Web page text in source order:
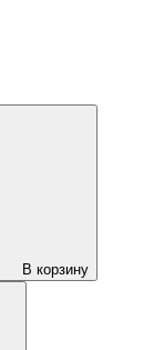
В корзину